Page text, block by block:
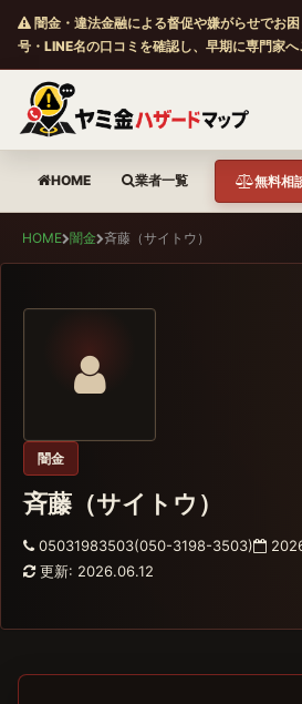
闇金・違法金融による督促や嫌がらせでお
号・LINE名の口コミを確認し、早期に専門家へ
HOME 業者一覧 無料相
HOME 闇金 斉藤（サイトウ）
闇金
斉藤（サイトウ）
05031983503(050-3198-3503)
更新: 2026.06.12